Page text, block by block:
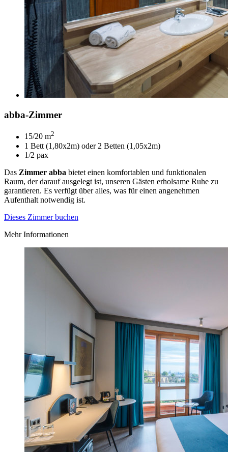
abba-Zimmer
15/20 m2
1 Bett (1,80x2m) oder 2 Betten (1,05x2m)
1/2 pax
Das Zimmer abba bietet einen komfortablen und funktionalen
Raum, der darauf ausgelegt ist, unseren Gästen erholsame Ruhe zu
garantieren. Es verfügt über alles, was für einen angenehmen
Aufenthalt notwendig ist.
Dieses Zimmer buchen
Mehr Informationen